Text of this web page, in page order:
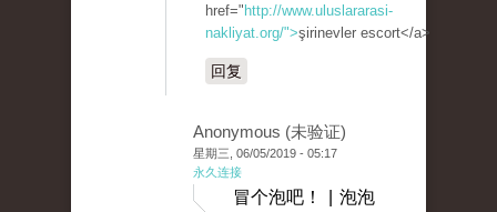
href=" http://www.uluslararasi-
nakliyat.org/">şirinevler escort</a>
回复
Anonymous (未验证)
星期三, 06/05/2019 - 05:17
永久连接
冒个泡吧！ | 泡泡